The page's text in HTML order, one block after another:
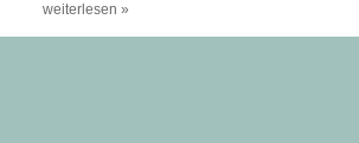
weiterlesen »